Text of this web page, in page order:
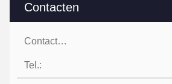
Contacten
Contacten:
Tel.: